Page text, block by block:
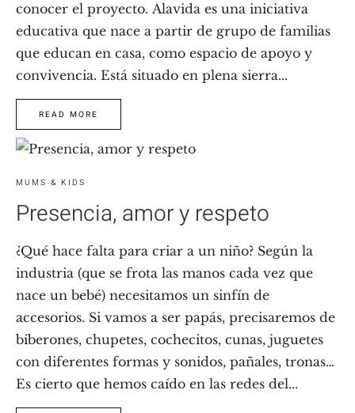
conocer el proyecto. Alavida es una iniciativa
educativa que nace a partir de grupo de familias
que educan en casa, como espacio de apoyo y
convivencia. Está situado en plena sierra...
READ MORE
MUMS & KIDS
Presencia, amor y respeto
¿Qué hace falta para criar a un niño? Según la
industria (que se frota las manos cada vez que
nace un bebé) necesitamos un sinfín de
accesorios. Si vamos a ser papás, precisaremos de
biberones, chupetes, cochecitos, cunas, juguetes
con diferentes formas y sonidos, pañales, tronas…
Es cierto que hemos caído en las redes del...